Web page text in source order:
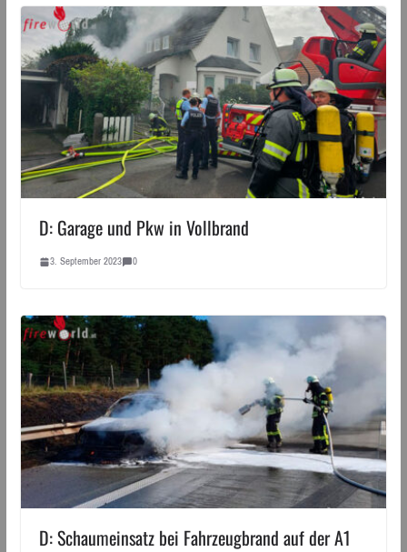
D: Garage und Pkw in Vollbrand
3. September 2023 0
D: Schaumeinsatz bei Fahrzeugbrand auf der A1